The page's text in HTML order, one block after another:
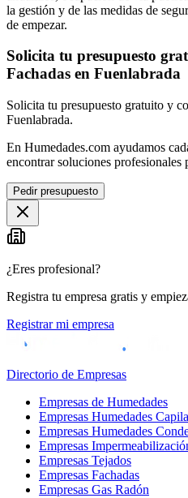
la gestión y de las medidas de
de empezar.
Solicita tu presupuesto
Fachadas en Fuenlabrada
Solicita tu presupuesto gratuito y
Fuenlabrada.
En Humedades.com ayudamos
encontrar soluciones profesionales
Pedir presupuesto
¿Eres profesional?
Registra tu empresa gratis y
Registrar mi empresa
Directorio de Empresas
Empresas de Humedades
Empresas Humedades
Empresas Humedades
Empresas
Empresas Tejados
Empresas Fachadas
Empresas Gas Radón